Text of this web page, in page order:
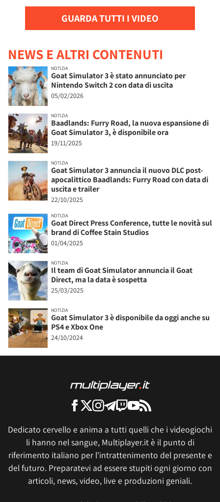
GUARDA TUTTI I VIDEO
NEWS E ALTRI CONTENUTI
NOTIZIA
Goat Simulator 3 è stato annunciato per
Nintendo Switch 2 con data di uscita
05/02/2026
NOTIZIA
Baadlands: Furry Road, la nuova espansione di
Goat Simulator 3, è disponibile ora
19/11/2025
NOTIZIA
Goat Simulator 3 annuncia il nuovo DLC post-
apocalittico Baadlands: Furry Road con data di
uscita e trailer
22/10/2025
NOTIZIA
Goat Direct Press Conference, tutte le novità sul
brand di Coffee Stain Studios
01/04/2025
NOTIZIA
Il team di Goat Simulator annuncia il Goat
Direct, ma la data è sospetta
25/03/2025
NOTIZIA
Goat Simulator 3 è disponibile da oggi anche su
PS4 e Xbox One
24/10/2024
Dedicato cervello e anima a tutti quelli che i videogiochi
li hanno nel sangue, Multiplayer.it è il punto di
riferimento italiano per l'intrattenimento del presente e
del futuro. Preparatevi ad essere stupiti ogni giorno con
articoli, news, video, live e produzioni geniali.